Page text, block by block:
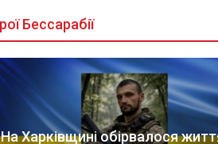
Бессарабії
На Харківщині обірвалося